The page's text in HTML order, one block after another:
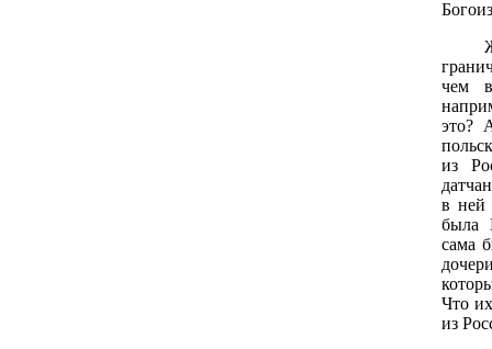
Ж.Б.
чем
это?
из
в ней
была
сама
Что
из